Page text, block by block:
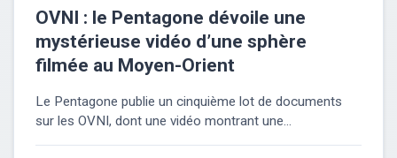
OVNI : le Pentagone dévoile une
mystérieuse vidéo d’une sphère
filmée au Moyen-Orient
Le Pentagone publie un cinquième lot de documents
sur les OVNI, dont une vidéo montrant une...